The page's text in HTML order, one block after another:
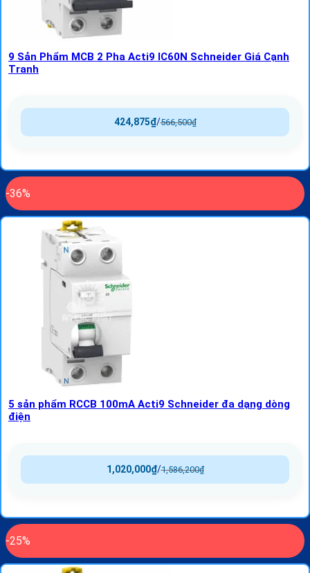
9 Sản Phẩm MCB 2 Pha Acti9 IC60N Schneider Giá Cạnh
Tranh
566,500₫
/
424,875₫
-36%
5 sản phẩm RCCB 100mA Acti9 Schneider đa dạng dòng
điện
1,586,200₫
/
1,020,000₫
-25%